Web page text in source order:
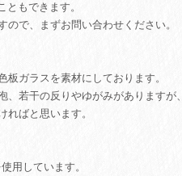
ともできます。
で、まずお問い合わせください。
ガラスを素材にしております。
若干の反りやゆがみがありますが、
ればと思います。
用しています。